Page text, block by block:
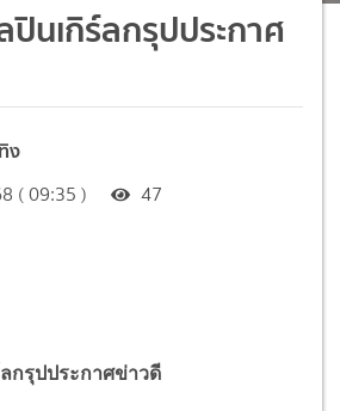
นเกิร์ลกรุปประกาศ
ง
( 09:35 ) 47
กรุปประกาศข่าวดี